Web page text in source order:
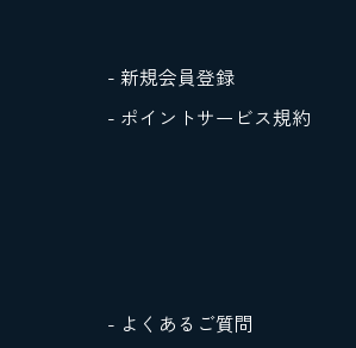
- 新規会員登録
- ポイントサービス規約
- よくあるご質問